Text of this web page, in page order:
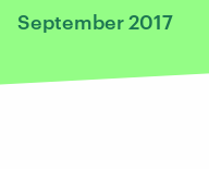
September 2017